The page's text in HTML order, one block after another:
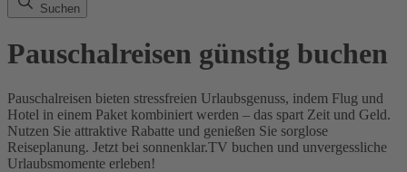
Suchen
Pauschalreisen günstig buchen
Pauschalreisen bieten stressfreien Urlaubsgenuss, indem Flug und
Hotel in einem Paket kombiniert werden – das spart Zeit und Geld.
Nutzen Sie attraktive Rabatte und genießen Sie sorglose
Reiseplanung. Jetzt bei sonnenklar.TV buchen und unvergessliche
Urlaubsmomente erleben!